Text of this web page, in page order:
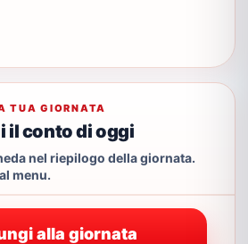
TUA GIORNATA
il conto di oggi
nel riepilogo della giornata.
menu.
alla giornata